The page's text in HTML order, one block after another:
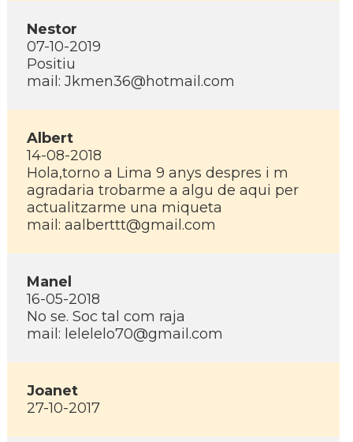
Nestor
07-10-2019
Positiu
mail: Jkmen36@hotmail.com
Albert
14-08-2018
Hola,torno a Lima 9 anys despres i m
agradaria trobarme a algu de aqui per
actualitzarme una miqueta
mail: aalberttt@gmail.com
Manel
16-05-2018
No se. Soc tal com raja
mail: lelelelo70@gmail.com
Joanet
27-10-2017